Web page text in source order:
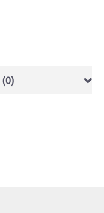
(0)